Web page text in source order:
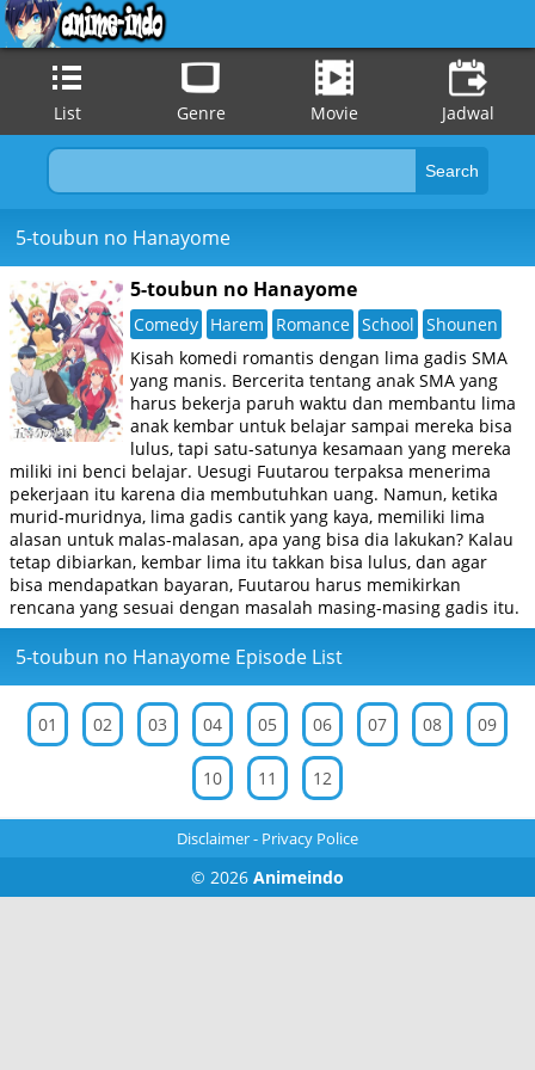
List Genre Movie Jadwal
5-toubun no Hanayome
5-toubun no Hanayome
Comedy Harem Romance School Shounen
Kisah komedi romantis dengan lima gadis SMA
yang manis. Bercerita tentang anak SMA yang
harus bekerja paruh waktu dan membantu lima
anak kembar untuk belajar sampai mereka bisa
lulus, tapi satu-satunya kesamaan yang mereka
miliki ini benci belajar. Uesugi Fuutarou terpaksa menerima
pekerjaan itu karena dia membutuhkan uang. Namun, ketika
murid-muridnya, lima gadis cantik yang kaya, memiliki lima
alasan untuk malas-malasan, apa yang bisa dia lakukan? Kalau
tetap dibiarkan, kembar lima itu takkan bisa lulus, dan agar
bisa mendapatkan bayaran, Fuutarou harus memikirkan
rencana yang sesuai dengan masalah masing-masing gadis itu.
5-toubun no Hanayome Episode List
01 02 03 04 05 06 07 08 09
10 11 12
Disclaimer- Privacy Police
© 2026 Animeindo